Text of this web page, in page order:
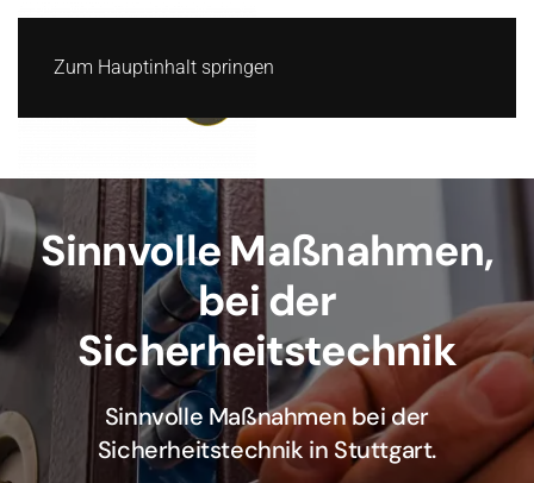
Zum Hauptinhalt springen
Sinnvolle Maßnahmen,
bei der
Sicherheitstechnik
Sinnvolle Maßnahmen bei der
Sicherheitstechnik in Stuttgart.